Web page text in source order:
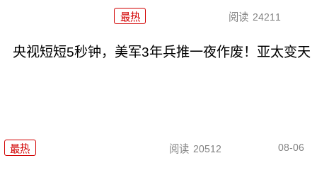
最热 阅读 24211
央视短短5秒钟，美军3年兵推一夜作废！亚太变天
最热 阅读 20512 08-06